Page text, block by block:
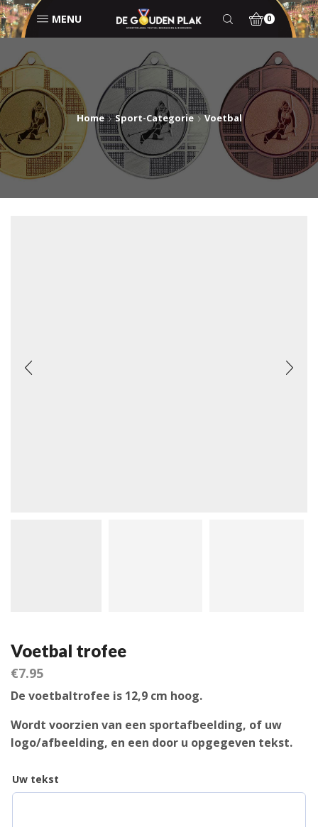
MENU 0
Home Sport-Categorie Voetbal
Voetbal trofee
€7.95
De voetbaltrofee is 12,9 cm hoog.
Wordt voorzien van een sportafbeelding, of uw
logo/afbeelding, en een door u opgegeven tekst.
Uw tekst